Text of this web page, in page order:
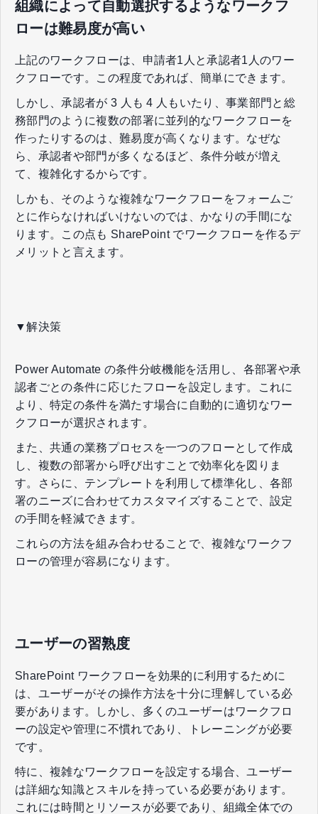
組織によって自動選択するようなワークフ
ローは難易度が高い
上記のワークフローは、申請者1人と承認者1人のワー
クフローです。この程度であれば、簡単にできます。
しかし、承認者が 3 人も 4 人もいたり、事業部門と総
務部門のように複数の部署に並列的なワークフローを
作ったりするのは、難易度が高くなります。なぜな
ら、承認者や部門が多くなるほど、条件分岐が増え
て、複雑化するからです。
しかも、そのような複雑なワークフローをフォームご
とに作らなければいけないのでは、かなりの手間にな
ります。この点も SharePoint でワークフローを作るデ
メリットと言えます。
▼解決策
Power Automate の条件分岐機能を活用し、各部署や承
認者ごとの条件に応じたフローを設定します。これに
より、特定の条件を満たす場合に自動的に適切なワー
クフローが選択されます。
また、共通の業務プロセスを一つのフローとして作成
し、複数の部署から呼び出すことで効率化を図りま
す。さらに、テンプレートを利用して標準化し、各部
署のニーズに合わせてカスタマイズすることで、設定
の手間を軽減できます。
これらの方法を組み合わせることで、複雑なワークフ
ローの管理が容易になります。
ユーザーの習熟度
SharePoint ワークフローを効果的に利用するために
は、ユーザーがその操作方法を十分に理解している必
要があります。しかし、多くのユーザーはワークフロ
ーの設定や管理に不慣れであり、トレーニングが必要
です。
特に、複雑なワークフローを設定する場合、ユーザー
は詳細な知識とスキルを持っている必要があります。
これには時間とリソースが必要であり、組織全体での